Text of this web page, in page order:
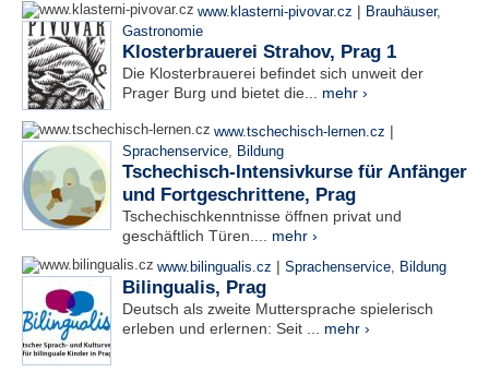
www.klasterni-pivovar.cz | Brauhäuser,
Gastronomie
Klosterbrauerei Strahov, Prag 1
Die Klosterbrauerei befindet sich unweit der
Prager Burg und bietet die... mehr ›
www.tschechisch-lernen.cz |
Sprachenservice, Bildung
Tschechisch-Intensivkurse für Anfänger
und Fortgeschrittene, Prag
Tschechischkenntnisse öffnen privat und
geschäftlich Türen.... mehr ›
www.bilingualis.cz | Sprachenservice, Bildung
Bilingualis, Prag
Deutsch als zweite Muttersprache spielerisch
erleben und erlernen: Seit ... mehr ›